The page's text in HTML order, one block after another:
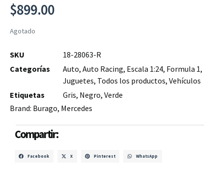
$899.00
Agotado
SKU
18-28063-R
Categorías
Auto, Auto Racing, Escala 1:24, Formula 1,
Juguetes, Todos los productos, Vehículos
Etiquetas
Gris, Negro, Verde
Brand: Burago, Mercedes
Compartir:
Facebook X Pinterest WhatsApp